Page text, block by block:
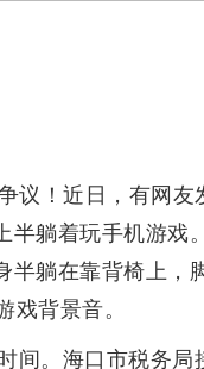
议！近日，有网友
躺着玩手机游戏
躺在靠背椅上，
戏背景音。
间。海口市税务局